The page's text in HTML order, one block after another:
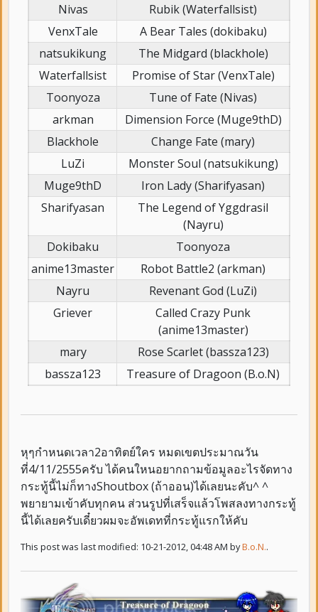
Nivas
Rubik (Waterfallsist)
VenxTale
A Bear Tales (dokibaku)
natsukikung
The Midgard (blackhole)
Waterfallsist
Promise of Star (VenxTale)
Toonyoza
Tune of Fate (Nivas)
arkman
Dimension Force (Muge9thD)
Blackhole
Change Fate (mary)
LuZi
Monster Soul (natsukikung)
Muge9thD
Iron Lady (Sharifyasan)
Sharifyasan
The Legend of Yggdrasil
(Nayru)
Dokibaku
Toonyoza
anime13master
Robot Battle2 (arkman)
Nayru
Revenant God (LuZi)
Griever
Called Crazy Punk
(anime13master)
mary
Rose Scarlet (bassza123)
bassza123
Treasure of Dragoon (B.o.N)
หุๆกำหนดเวลา2อาทิตย์ใคร หมดเขตประมาณวัน
ที่4/11/2555ครับ ได้คนใหนอยากถามข้อมูลอะไรจัดทาง
กระทู้นี้ไม่ก็ทางShoutbox (ถ้าออน)ได้เลยนะคับ^ ^
พยายามเข้าคับทุกคน ส่วนรูปที่เสร็จแล้วโพสลงทางกระทู้
นี้ได้เลยครับเดี๋ยวผมจะอัพเดทที่กระทู้แรกให้คับ
This post was last modified: 10-21-2012, 04:48 AM byB.o.N..